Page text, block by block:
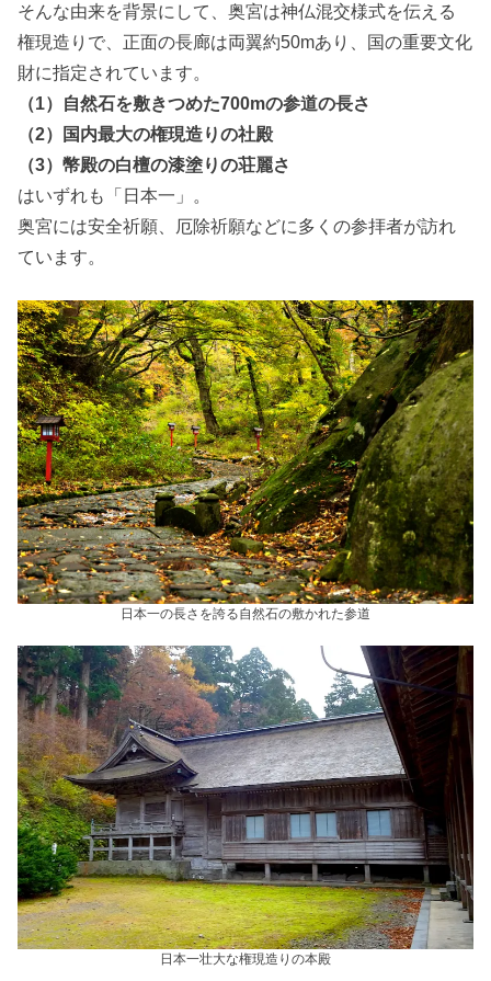
そんな由来を背景にして、奥宮は神仏混交様式を伝える
権現造りで、正面の長廊は両翼約50mあり、国の重要文化
財に指定されています。
（1）自然石を敷きつめた700mの参道の長さ
（2）国内最大の権現造りの社殿
（3）幣殿の白檀の漆塗りの荘麗さ
はいずれも「日本一」。
奥宮には安全祈願、厄除祈願などに多くの参拝者が訪れ
ています。
日本一の長さを誇る自然石の敷かれた参道
日本一壮大な権現造りの本殿